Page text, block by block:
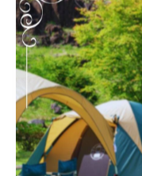
ックする
スタッフのサポー
見る
持ち込み可能か、
などが挙げられます
全員が満足できる施
注意点として、利用